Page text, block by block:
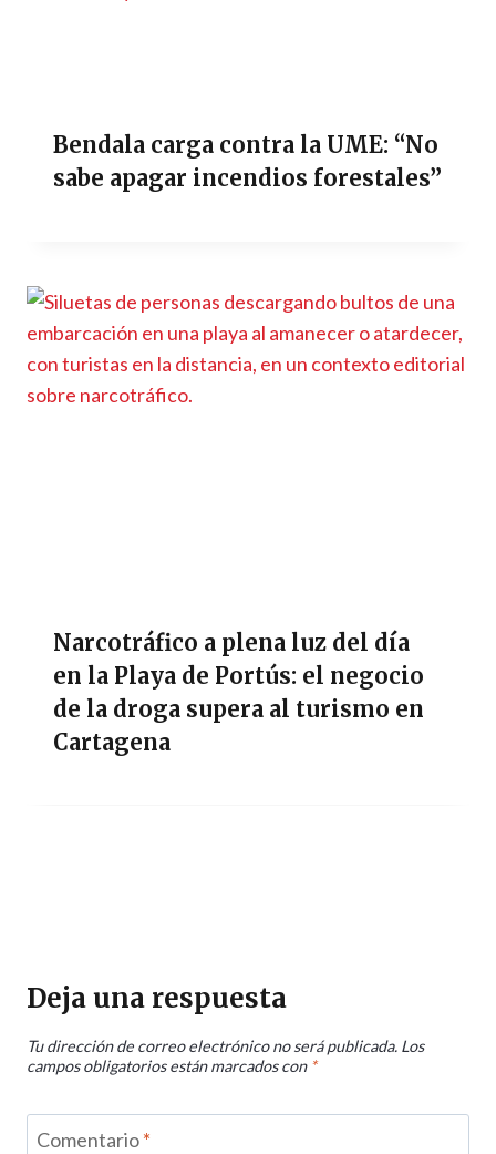
Bendala carga contra la UME: “No
sabe apagar incendios forestales”
Narcotráfico a plena luz del día
en la Playa de Portús: el negocio
de la droga supera al turismo en
Cartagena
Deja una respuesta
Tu dirección de correo electrónico no será publicada. Los
campos obligatorios están marcados con *
Comentario*